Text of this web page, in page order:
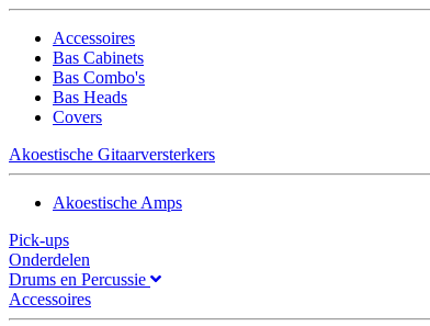
Accessoires
Bas Cabinets
Bas Combo's
Bas Heads
Covers
Akoestische Gitaarversterkers
Akoestische Amps
Pick-ups
Onderdelen
Drums en Percussie
Accessoires